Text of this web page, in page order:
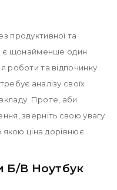
продуктивної та
є щонайменше один
роботи та відпочинку.
аналізу своїх
Проте, аби
зверніть свою увагу
ціна дорівнює
Б/в Ноутбук